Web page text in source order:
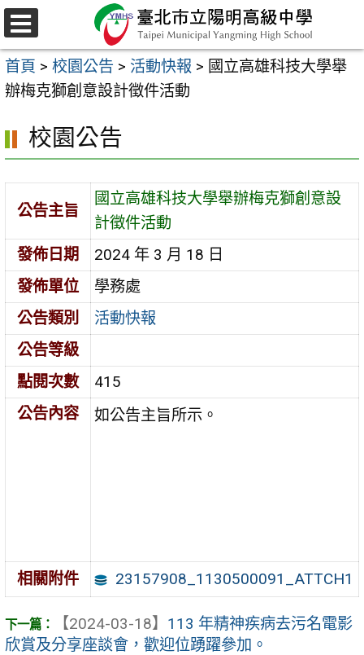
跳
至
主
要
容
區
選
單
首頁 > 校園公告 > 活動快報 > 國立高雄科技大學舉
辦梅克獅創意設計徵件活動
校園公告
公告主旨
國立高雄科技大學舉辦梅克獅創意設
計徵件活動
發佈日期
2024 年 3 月 18 日
發佈單位
學務處
公告類別
活動快報
公告等級
點閱次數
415
公告內容
如公告主旨所示。
相關附件 23157908_1130500091_ATTCH1
【2024-03-18】 113 年精神疾病去污名電影
欣賞及分享座談會，歡迎位踴躍參加。